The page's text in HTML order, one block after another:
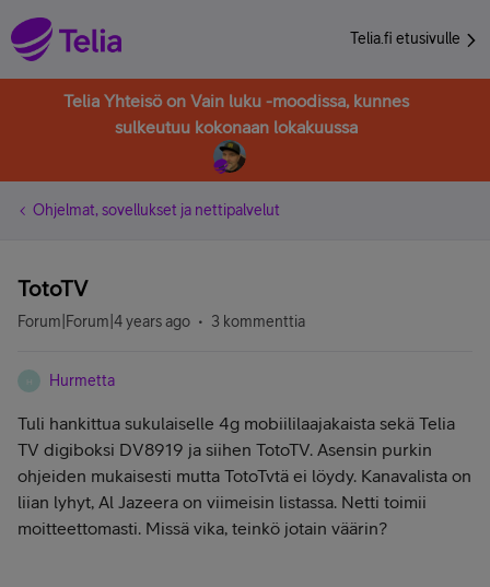
Telia.fi etusivulle
Telia Yhteisö on Vain luku -moodissa, kunnes
sulkeutuu kokonaan lokakuussa
Ohjelmat, sovellukset ja nettipalvelut
TotoTV
Forum|Forum|4 years ago 3 kommenttia
H Hurmetta
Tuli hankittua sukulaiselle 4g mobiililaajakaista sekä Telia
TV digiboksi DV8919 ja siihen TotoTV. Asensin purkin
ohjeiden mukaisesti mutta TotoTvtä ei löydy. Kanavalista on
liian lyhyt, Al Jazeera on viimeisin listassa. Netti toimii
moitteettomasti. Missä vika, teinkö jotain väärin?